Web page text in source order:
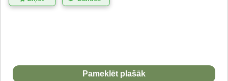
Pameklēt plašāk